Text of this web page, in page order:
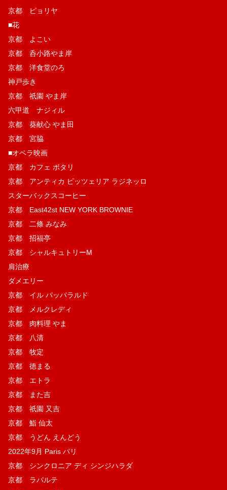
京都 ピョリヤ
■花
京都 よこい
京都 呑小路やま岸
京都 洋食堂のろ
神戸歩き
京都 祇園 やま岸
六甲道 ナジィル
京都 葵献心 やま田
京都 宮脇
■オペラ映画
京都 カフェ ポタリ
京都 アンティカ ピッツェリア ラジネッロ
スターバックスコーヒー
京都 East42st NEW YORK BROWNIE
京都 二條 みなみ
京都 招福亭
京都 シャルキュトリーM
肩治療
ダメエリー
京都 イル パッパラルド
京都 メルクレディ
京都 肉料理 やま
京都 八清
京都 牧定
京都 徳まる
京都 エトラ
京都 また吉
京都 祇園 又吉
京都 鮨 仙太
京都 うどん えんどう
2022年9月 Paris パリ
京都 シンクロニア ディ シンジハラダ
京都 ラパルテ